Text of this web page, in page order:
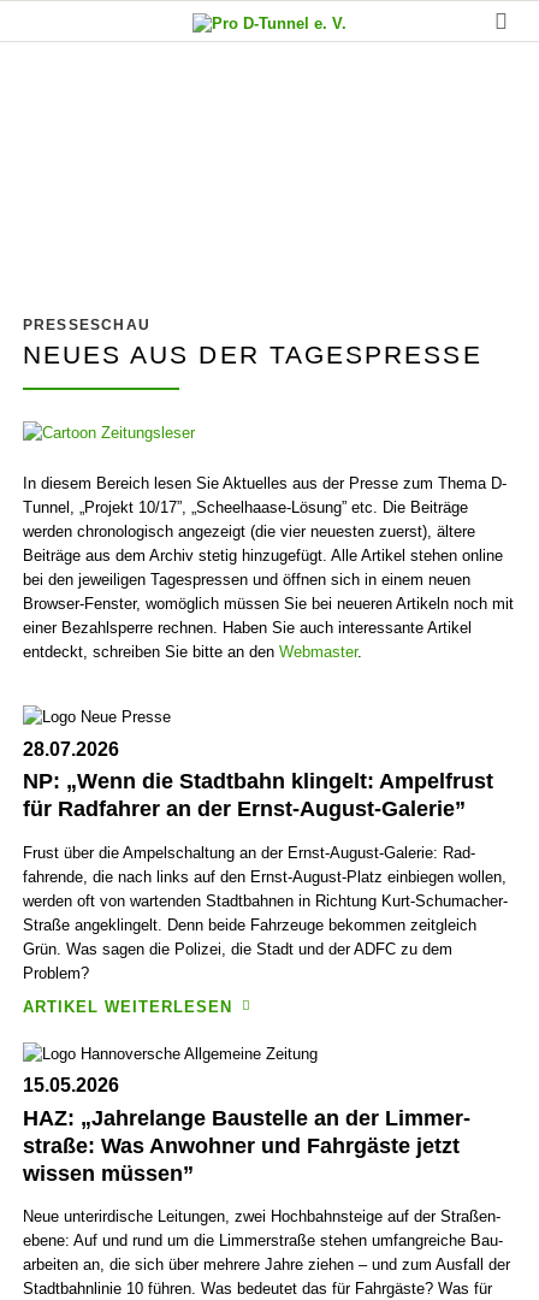
PRESSESCHAU
NEUES AUS DER TAGESPRESSE
In diesem Bereich lesen Sie Aktuelles aus der Presse zum Thema D-
Tunnel, „Projekt 10/17”, „Scheel­haase-Lösung” etc. Die Beiträge
werden chrono­logisch angezeigt (die vier neuesten zuerst), ältere
Beiträge aus dem Archiv stetig hinzugefügt. Alle Artikel stehen online
bei den jeweiligen Tages­pressen und öffnen sich in einem neuen
Browser-Fenster, womöglich müssen Sie bei neueren Artikeln noch mit
einer Bezahl­sperre rechnen. Haben Sie auch interessante Artikel
entdeckt, schreiben Sie bitte an den Webmaster.
28.07.2026
NP: „Wenn die Stadt­bahn klingelt: Ampel­frust
für Rad­fahrer an der Ernst-August-Galerie”
Frust über die Ampel­schaltung an der Ernst-August-Galerie: Rad­
fahrende, die nach links auf den Ernst-August-Platz ein­biegen wollen,
werden oft von wartenden Stadt­bahnen in Richtung Kurt-Schu­macher-
Straße ange­klin­gelt. Denn beide Fahr­zeuge bekommen zeit­gleich
Grün. Was sagen die Polizei, die Stadt und der ADFC zu dem
Problem?
ARTIKEL WEITERLESEN
15.05.2026
HAZ: „Jahre­lange Bau­stelle an der Limmer­
straße: Was Anwohner und Fahr­gäste jetzt
wissen müssen”
Neue unter­irdische Leitungen, zwei Hoch­bahn­steige auf der Straßen­
ebene: Auf und rund um die Limmer­straße stehen umfang­reiche Bau­
arbeiten an, die sich über mehrere Jahre ziehen – und zum Aus­fall der
Stadt­bahn­linie 10 führen. Was bedeutet das für Fahr­gäste? Was für